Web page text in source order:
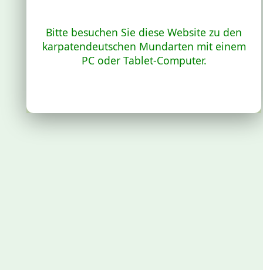
Bitte besuchen Sie diese Website zu den
karpatendeutschen Mundarten mit einem
PC oder Tablet-Computer.